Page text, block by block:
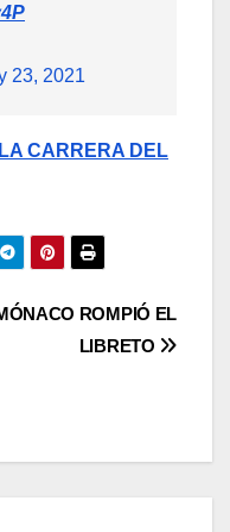
23, 2021
CARRERA DEL
ROMPIÓ EL
LIBRETO